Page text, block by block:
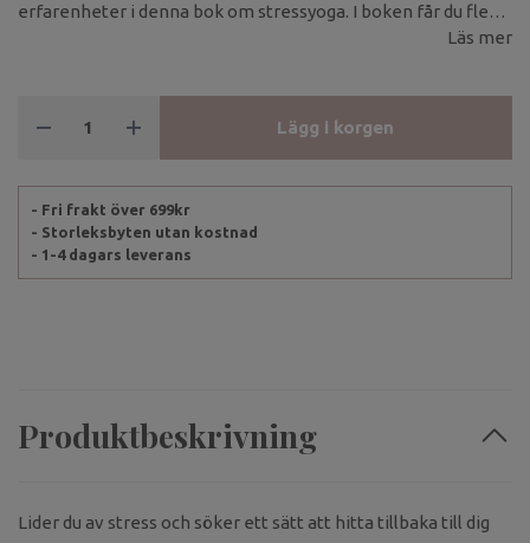
erfarenheter i denna bok om stressyoga. I boken får du flera
Läs mer
Lägg i korgen
- Fri frakt över 699kr
- Storleksbyten utan kostnad
- 1-4 dagars leverans
Produktbeskrivning
Lider du av stress och söker ett sätt att hitta tillbaka till dig